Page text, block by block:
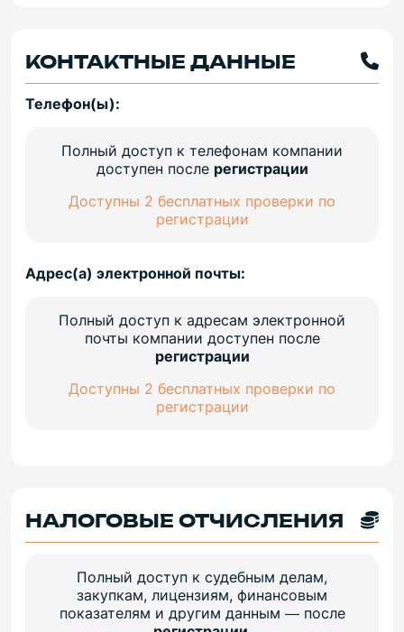
КОНТАКТНЫЕ ДАННЫЕ
Телефон(ы):
Полный доступ к телефонам компании
доступен после регистрации
Доступны 2 бесплатных проверки по
регистрации
Адрес(а) электронной почты:
Полный доступ к адресам электронной
почты компании доступен после
регистрации
Доступны 2 бесплатных проверки по
регистрации
НАЛОГОВЫЕ ОТЧИСЛЕНИЯ
Полный доступ к судебным делам,
закупкам, лицензиям, финансовым
показателям и другим данным — после